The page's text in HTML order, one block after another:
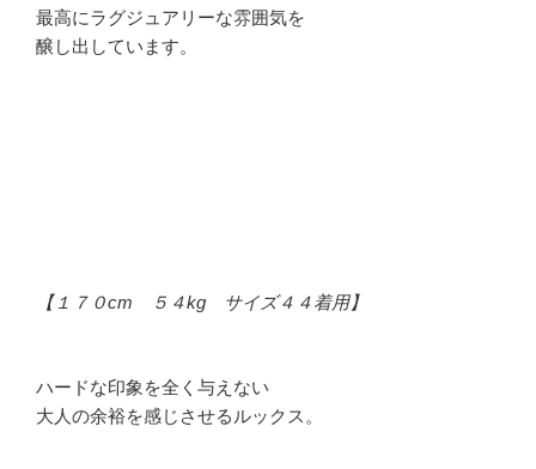
最高にラグジュアリーな雰囲気を
醸し出しています。
【１７０cm ５４kg サイズ４４着用】
ハードな印象を全く与えない
大人の余裕を感じさせるルックス。